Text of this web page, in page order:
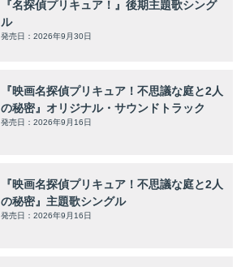
『名探偵プリキュア！』後期主題歌シング
ル
発売日：2026年9月30日
『映画名探偵プリキュア！不思議な庭と2人
の秘密』オリジナル・サウンドトラック
発売日：2026年9月16日
『映画名探偵プリキュア！不思議な庭と2人
の秘密』主題歌シングル
発売日：2026年9月16日